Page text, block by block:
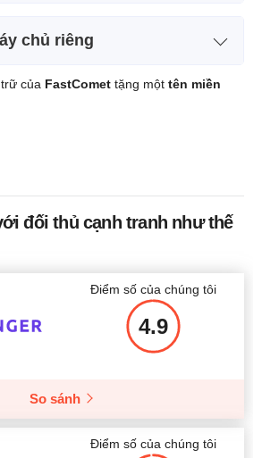
$ 2.19
Thêm chi tiết
2 TB
Thêm chi tiết
chủ riêng
DS 1
4 GB
của FastComet tặng một tên miền
đối thủ cạnh tranh như thế
Điểm số của chúng tôi
4.9
So sánh
Điểm số của chúng tôi